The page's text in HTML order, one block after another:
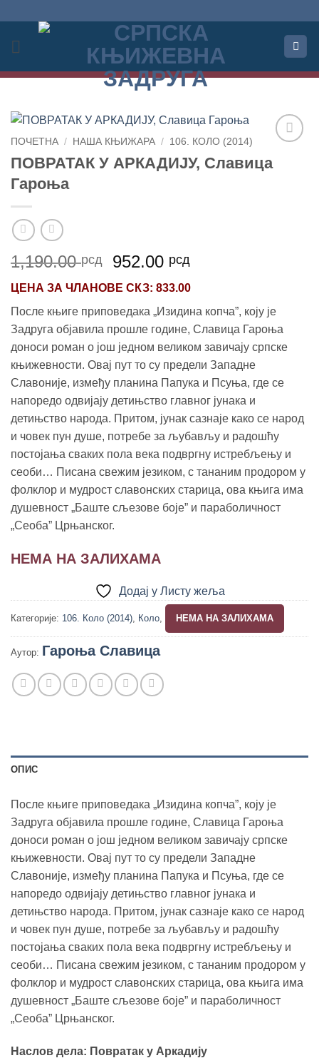
садржај
ПОЧЕТНА / НАША КЊИЖАРА / 106. КОЛО (2014)
ПОВРАТАК У АРКАДИЈУ, Славица
Гароња
1,190.00рсд
Оригинална
је
била:
1,190.00 рсд.
952.00 рсдТренутна
је:
952.00 рсд.
ЦЕНА ЗА ЧЛАНОВЕ СКЗ: 833.00
После књиге приповедака „Изидина копча”, коју је
Задруга објавила прошле године, Славица Гароња
доноси роман о још једном великом завичају српске
књижевности. Овај пут то су предели Западне
Славоније, између планина Папука и Псуња, где се
напоредо одвијају детињство главног јунака и
детињство народа. Притом, јунак сазнаје како се народ
и човек пун душе, потребе за љубављу и радошћу
постојања сваких пола века подвргну истребљењу и
сеоби… Писана свежим језиком, с тананим продором у
фолклор и мудрост славонских старица, ова књига има
душевност „Баште сљезове боје” и параболичност
„Сеоба” Црњанског.
НЕМА НА ЗАЛИХАМА
Додај у Листу жеља
Категорије: 106. Коло (2014) Коло НЕМА НА ЗАЛИХАМА
Аутор: Гароња Славица
ОПИС
После књиге приповедака „Изидина копча”, коју је
Задруга објавила прошле године, Славица Гароња
доноси роман о још једном великом завичају српске
књижевности. Овај пут то су предели Западне
Славоније, између планина Папука и Псуња, где се
напоредо одвијају детињство главног јунака и
детињство народа. Притом, јунак сазнаје како се народ
и човек пун душе, потребе за љубављу и радошћу
постојања сваких пола века подвргну истребљењу и
сеоби… Писана свежим језиком, с тананим продором у
фолклор и мудрост славонских старица, ова књига има
душевност „Баште сљезове боје” и параболичност
„Сеоба” Црњанског.
Наслов дела: Повратак у Аркадију